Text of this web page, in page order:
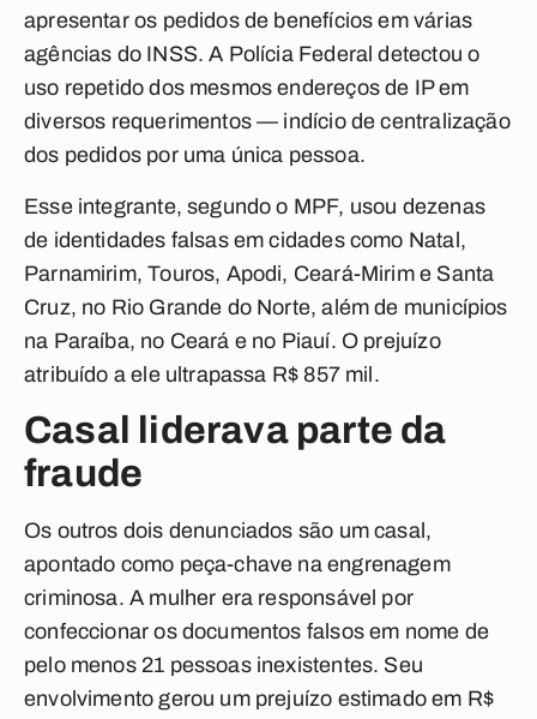
apresentar os pedidos de benefícios em várias
agências do INSS. A Polícia Federal detectou o
uso repetido dos mesmos endereços de IP em
diversos requerimentos — indício de centralização
dos pedidos por uma única pessoa.
Esse integrante, segundo o MPF, usou dezenas
de identidades falsas em cidades como Natal,
Parnamirim, Touros, Apodi, Ceará-Mirim e Santa
Cruz, no Rio Grande do Norte, além de municípios
na Paraíba, no Ceará e no Piauí. O prejuízo
atribuído a ele ultrapassa R$ 857 mil.
Casal liderava parte da
fraude
Os outros dois denunciados são um casal,
apontado como peça-chave na engrenagem
criminosa. A mulher era responsável por
confeccionar os documentos falsos em nome de
pelo menos 21 pessoas inexistentes. Seu
envolvimento gerou um prejuízo estimado em R$